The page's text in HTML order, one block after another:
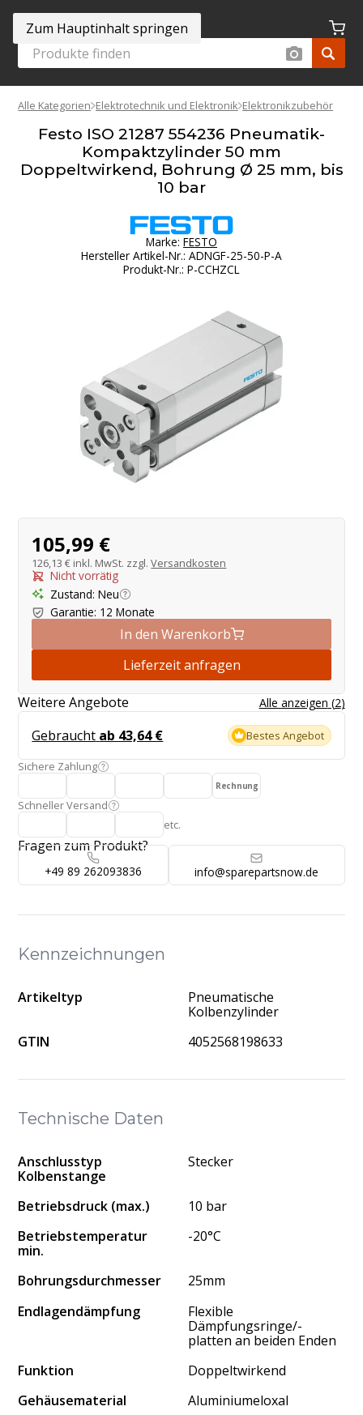
Zum Hauptinhalt springen
Alle Kategorien Elektrotechnik und Elektronik Elektronikzubehör
Festo ISO 21287 554236 Pneumatik-
Kompaktzylinder 50 mm
Doppeltwirkend, Bohrung Ø 25 mm, bis
10 bar
Marke: FESTO
Hersteller Artikel-Nr.: ADNGF-25-50-P-A
Produkt-Nr.: P-CCHZCL
Technische Daten
Anschlusstyp
Kolbenstange
Stecker
Betriebsdruck (max.)
10 bar
Betriebstemperatur
min.
-20°C
Bohrungsdurchmesser
25mm
Endlagendämpfung
Flexible
Dämpfungsringe/-
platten an beiden Enden
Funktion
Doppeltwirkend
Gehäusematerial
Aluminiumeloxal
Produktangebot
105,99 €
126,13 € inkl. MwSt. zzgl.Versandkosten
Nicht vorrätig
Zustand: Neu
Garantie: 12 Monate
In den Warenkorb
Lieferzeit anfragen
Weitere Angebote Alle anzeigen (2)
Bestes Angebot
Gebraucht ab 43,64 €
Sichere Zahlung
Rechnung
Schneller Versand
etc.
Fragen zum Produkt?
+49 89 262093836 info@sparepartsnow.de
Kennzeichnungen
Artikeltyp
Pneumatische
Kolbenzylinder
GTIN
4052568198633